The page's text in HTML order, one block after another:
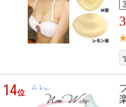
14位